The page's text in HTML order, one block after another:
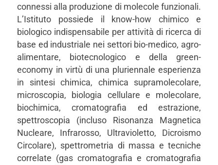
connessi alla produzione di molecole funzionali.
L’Istituto possiede il know-how chimico e
biologico indispensabile per attività di ricerca di
base ed industriale nei settori bio-medico, agro-
alimentare, biotecnologico e della green-
economy in virtù di una pluriennale esperienza
in sintesi chimica, chimica supramolecolare,
microscopia, biologia cellulare e molecolare,
biochimica, cromatografia ed estrazione,
spettroscopia (incluso Risonanza Magnetica
Nucleare, Infrarosso, Ultravioletto, Dicroismo
Circolare), spettrometria di massa e tecniche
correlate (gas cromatografia e cromatografia